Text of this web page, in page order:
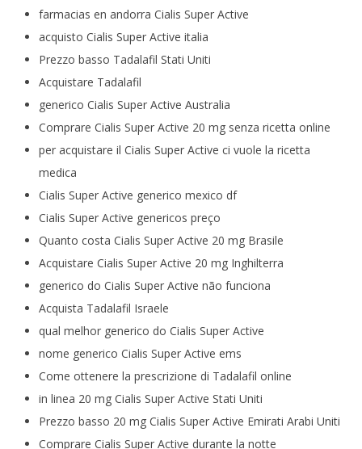
farmacias en andorra Cialis Super Active
acquisto Cialis Super Active italia
Prezzo basso Tadalafil Stati Uniti
Acquistare Tadalafil
generico Cialis Super Active Australia
Comprare Cialis Super Active 20 mg senza ricetta online
per acquistare il Cialis Super Active ci vuole la ricetta
medica
Cialis Super Active generico mexico df
Cialis Super Active genericos preço
Quanto costa Cialis Super Active 20 mg Brasile
Acquistare Cialis Super Active 20 mg Inghilterra
generico do Cialis Super Active não funciona
Acquista Tadalafil Israele
qual melhor generico do Cialis Super Active
nome generico Cialis Super Active ems
Come ottenere la prescrizione di Tadalafil online
in linea 20 mg Cialis Super Active Stati Uniti
Prezzo basso 20 mg Cialis Super Active Emirati Arabi Uniti
Comprare Cialis Super Active durante la notte